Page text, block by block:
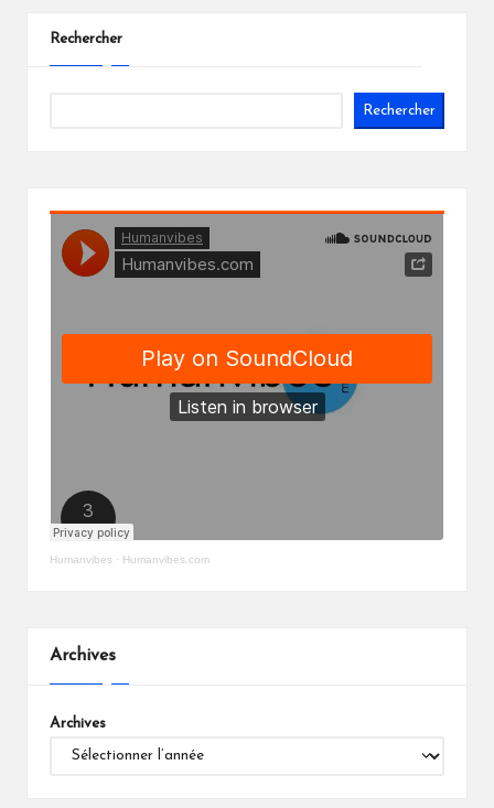
Rechercher
Rechercher
Humanvibes · Humanvibes.com
Archives
Archives